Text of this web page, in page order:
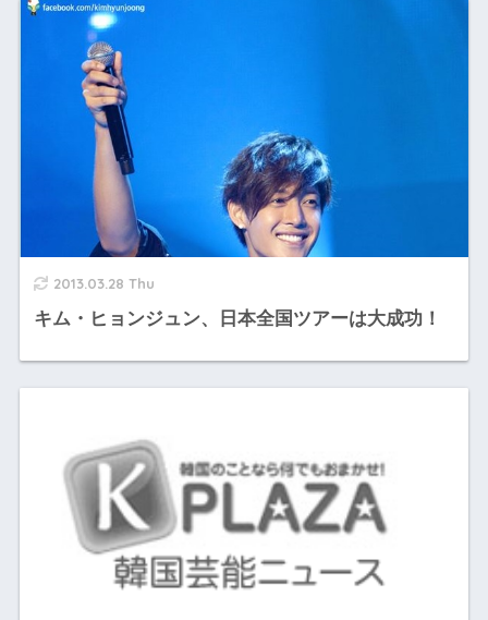
2013.03.28 Thu
キム・ヒョンジュン、日本全国ツアーは大成功！